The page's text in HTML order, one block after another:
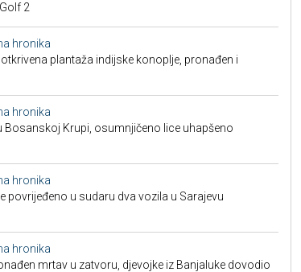
2
hronika
otkrivena plantaža indijske konoplje, pronađen i
hronika
Bosanskoj Krupi, osumnjičeno lice uhapšeno
hronika
povrijeđeno u sudaru dva vozila u Sarajevu
hronika
mrtav u zatvoru, djevojke iz Banjaluke dovodio